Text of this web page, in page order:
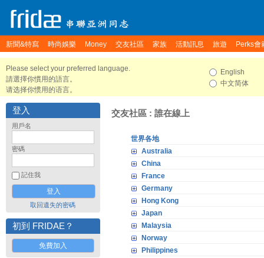
新聞&特寫 時尚娛樂 Money 交友社區 家族 活動訊息 旅遊 Perks會
Please select your preferred language.
請選擇你慣用的語言。
请选择你惯用的语言。
English
中文简体
登入
用戶名
密碼
記住我
取回遺失的密碼
初到 FRIDAE？
免費加入
交友社區 : 誰在線上
世界各地
Australia
China
France
Germany
Hong Kong
Japan
Malaysia
Norway
Philippines